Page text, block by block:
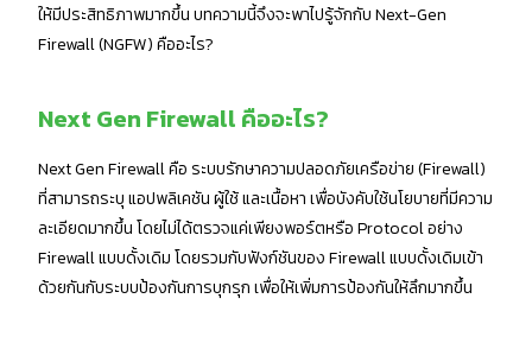
ให้มีประสิทธิภาพมากขึ้น บทความนี้จึงจะพาไปรู้จักกับ Next-Gen
Firewall (NGFW) คืออะไร?
Next Gen Firewall คืออะไร?
Next Gen Firewall คือ ระบบรักษาความปลอดภัยเครือข่าย (Firewall)
ที่สามารถระบุ แอปพลิเคชัน ผู้ใช้ และเนื้อหา เพื่อบังคับใช้นโยบายที่มีความ
ละเอียดมากขึ้น โดยไม่ได้ตรวจแค่เพียงพอร์ตหรือ Protocol อย่าง
Firewall แบบดั้งเดิม โดยรวมกับฟังก์ชันของ Firewall แบบดั้งเดิมเข้า
ด้วยกันกับระบบป้องกันการบุกรุก เพื่อให้เพิ่มการป้องกันให้ลึกมากขึ้น